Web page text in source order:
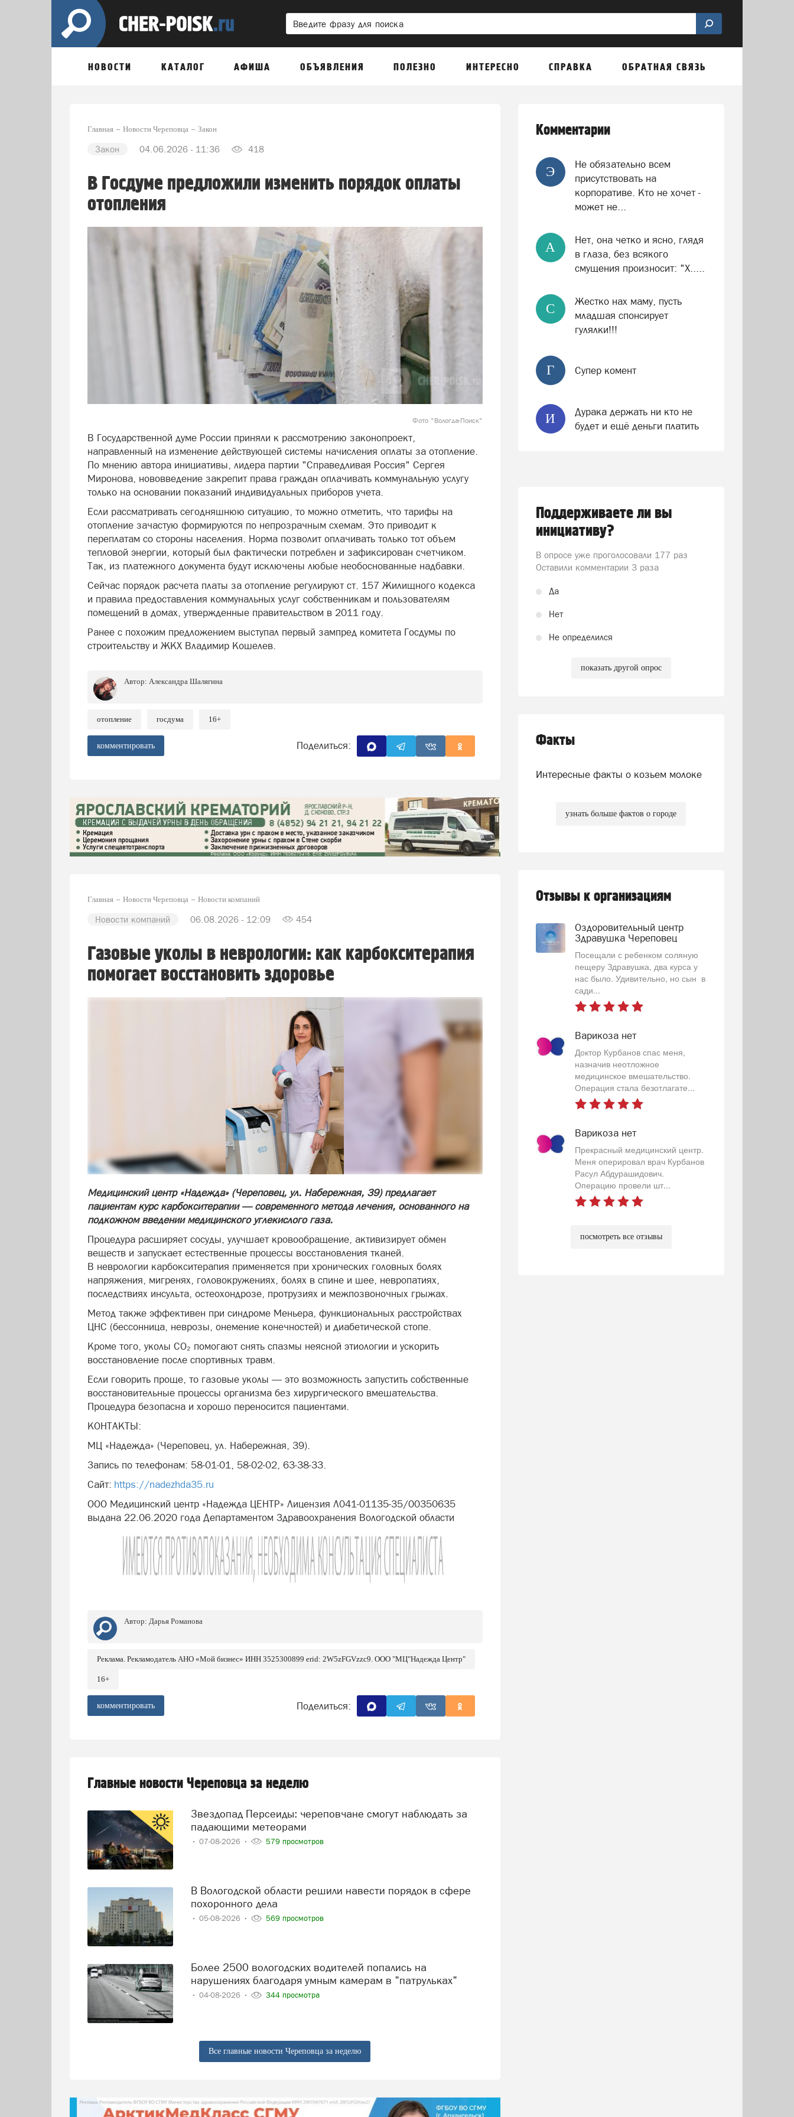
НОВОСТИ КАТАЛОГ АФИША ОБЪЯВЛЕНИЯ ПОЛЕЗНО ИНТЕРЕСНО СПРАВКА ОБРАТНАЯ СВЯЗЬ
Главная Новости Череповца Закон
Закон 04.06.2026 - 11:36 418
В Госдуме предложили изменить порядок оплаты
отопления
Фото "Вологда-Поиск"
В Государственной думе России приняли к рассмотрению законопроект,
направленный на изменение действующей системы начисления оплаты за отопление.
По мнению автора инициативы, лидера партии "Справедливая Россия" Сергея
Миронова, нововведение закрепит права граждан оплачивать коммунальную услугу
только на основании показаний индивидуальных приборов учета.
Если рассматривать сегодняшнюю ситуацию, то можно отметить, что тарифы на
отопление зачастую формируются по непрозрачным схемам. Это приводит к
переплатам со стороны населения. Норма позволит оплачивать только тот объем
тепловой энергии, который был фактически потреблен и зафиксирован счетчиком.
Так, из платежного документа будут исключены любые необоснованные надбавки.
Сейчас порядок расчета платы за отопление регулируют ст. 157 Жилищного кодекса
и правила предоставления коммунальных услуг собственникам и пользователям
помещений в домах, утвержденные правительством в 2011 году.
Ранее с похожим предложением выступал первый зампред комитета Госдумы по
строительству и ЖКХ Владимир Кошелев.
Автор: Александра Шалягина
отопление госдума 16+
комментировать Поделиться:
Главная Новости Череповца Новости компаний
Новости компаний 06.08.2026 - 12:09 454
Газовые уколы в неврологии: как карбокситерапия
помогает восстановить здоровье
Медицинский центр «Надежда» (Череповец, ул. Набережная, 39) предлагает
пациентам курс карбокситерапии — современного метода лечения, основанного на
подкожном введении медицинского углекислого газа.
Процедура расширяет сосуды, улучшает кровообращение, активизирует обмен
веществ и запускает естественные процессы восстановления тканей.
В неврологии карбокситерапия применяется при хронических головных болях
напряжения, мигренях, головокружениях, болях в спине и шее, невропатиях,
последствиях инсульта, остеохондрозе, протрузиях и межпозвоночных грыжах.
Метод также эффективен при синдроме Меньера, функциональных расстройствах
ЦНС (бессонница, неврозы, онемение конечностей) и диабетической стопе.
Кроме того, уколы CO₂ помогают снять спазмы неясной этиологии и ускорить
восстановление после спортивных травм.
Если говорить проще, то газовые уколы — это возможность запустить собственные
восстановительные процессы организма без хирургического вмешательства.
Процедура безопасна и хорошо переносится пациентами.
КОНТАКТЫ:
МЦ «Надежда» (Череповец, ул. Набережная, 39).
Запись по телефонам: 58-01-01, 58-02-02, 63-38-33.
Сайт: https://nadezhda35.ru
ООО Медицинский центр «Надежда ЦЕНТР» Лицензия Л041-01135-35/00350635
выдана 22.06.2020 года Департаментом Здравоохранения Вологодской области
Автор: Дарья Романова
Реклама. Рекламодатель АНО «Мой бизнес» ИНН 3525300899 erid: 2W5zFGVzzc9. ООО "МЦ"Надежда Центр"
16+
комментировать Поделиться:
Главные новости Череповца за неделю
Звездопад Персеиды: череповчане смогут наблюдать за
падающими метеорами
07-08-2026 579 просмотров
В Вологодской области решили навести порядок в сфере
похоронного дела
05-08-2026 569 просмотров
Более 2500 вологодских водителей попались на
нарушениях благодаря умным камерам в "патрульках"
04-08-2026 344 просмотра
Все главные новости Череповца за неделю
Комментарии
Э
Не обязательно всем
присутствовать на
корпоративе. Кто не хочет -
может не...
А
Нет, она четко и ясно, глядя
в глаза, без всякого
смущения произносит: "Х.....
С
Жестко нах маму, пусть
младшая спонсирует
гулялки!!!
Г Супер комент
И
Дурака держать ни кто не
будет и ещё деньги платить
Поддерживаете ли вы
инициативу?
В опросе уже проголосовали 177 раз
Оставили комментарии 3 раза
Да
Нет
Не определился
показать другой опрос
Факты
Интересные факты о козьем молоке
узнать больше фактов о городе
Отзывы к организациям
Оздоровительный центр
Здравушка Череповец
Посещали с ребенком соляную
пещеру Здравушка, два курса у
нас было. Удивительно, но сын в
сади...
Варикоза нет
Доктор Курбанов спас меня,
назначив неотложное
медицинское вмешательство.
Операция стала безотлагате...
Варикоза нет
Прекрасный медицинский центр.
Меня оперировал врач Курбанов
Расул Абдурашидович.
Операцию провели шт...
посмотреть все отзывы